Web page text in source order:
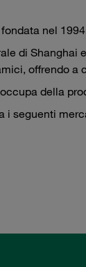
nel
di Shanghai
offrendo a
della
i seguenti